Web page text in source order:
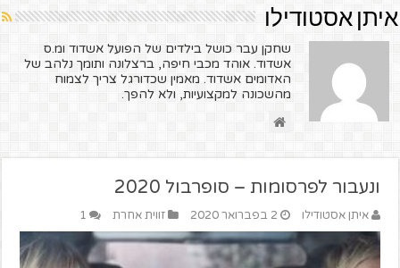
איתן אסטודילו
שחקן עבר כושל בילדים של הפועל אשדוד ומ.ס
אשדוד. אוהד מכבי חיפה, ברצלונה ותומך נלהב של
האדומים אשדוד. מאמין שכדורגל צריך לצמוח
מהשכונה למקצועיות, ולא להפך.
ונעבור לפרסומות – סופרבול 2020
איתן אסטודילו 2 בפברואר 2020 זווית אחרת 1